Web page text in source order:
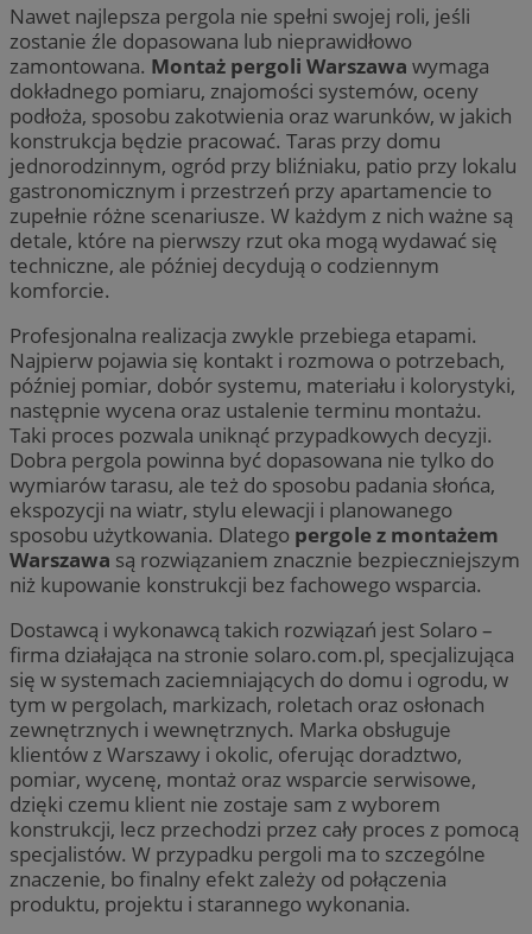
Nawet najlepsza pergola nie spełni swojej roli, jeśli
zostanie źle dopasowana lub nieprawidłowo
zamontowana. Montaż pergoli Warszawa wymaga
dokładnego pomiaru, znajomości systemów, oceny
podłoża, sposobu zakotwienia oraz warunków, w jakich
konstrukcja będzie pracować. Taras przy domu
jednorodzinnym, ogród przy bliźniaku, patio przy lokalu
gastronomicznym i przestrzeń przy apartamencie to
zupełnie różne scenariusze. W każdym z nich ważne są
detale, które na pierwszy rzut oka mogą wydawać się
techniczne, ale później decydują o codziennym
komforcie.
Profesjonalna realizacja zwykle przebiega etapami.
Najpierw pojawia się kontakt i rozmowa o potrzebach,
później pomiar, dobór systemu, materiału i kolorystyki,
następnie wycena oraz ustalenie terminu montażu.
Taki proces pozwala uniknąć przypadkowych decyzji.
Dobra pergola powinna być dopasowana nie tylko do
wymiarów tarasu, ale też do sposobu padania słońca,
ekspozycji na wiatr, stylu elewacji i planowanego
sposobu użytkowania. Dlatego pergole z montażem
Warszawa są rozwiązaniem znacznie bezpieczniejszym
niż kupowanie konstrukcji bez fachowego wsparcia.
Dostawcą i wykonawcą takich rozwiązań jest Solaro –
firma działająca na stronie solaro.com.pl, specjalizująca
się w systemach zaciemniających do domu i ogrodu, w
tym w pergolach, markizach, roletach oraz osłonach
zewnętrznych i wewnętrznych. Marka obsługuje
klientów z Warszawy i okolic, oferując doradztwo,
pomiar, wycenę, montaż oraz wsparcie serwisowe,
dzięki czemu klient nie zostaje sam z wyborem
konstrukcji, lecz przechodzi przez cały proces z pomocą
specjalistów. W przypadku pergoli ma to szczególne
znaczenie, bo finalny efekt zależy od połączenia
produktu, projektu i starannego wykonania.